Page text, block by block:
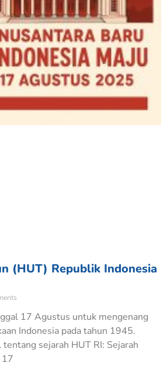
(HUT) Republik Indonesia
17 Agustus untuk mengenang
Indonesia pada tahun 1945.
sejarah HUT RI: Sejarah
17